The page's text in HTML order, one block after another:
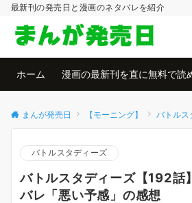
最新刊の発売日と漫画のネタバレを紹介
ホーム 漫画の最新刊を直に無料で読
まんが発売日 【モーニング】 バトルス
バトルスタディーズ
バトルスタディーズ【192話
バレ「悪い予感」の感想